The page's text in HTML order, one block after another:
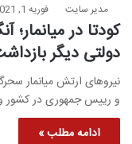
مدیر سایت فوریه 1, 2021
کودتا در
دولتی دیگر
و رییس جمهوری در کشور
ادامه مطلب »